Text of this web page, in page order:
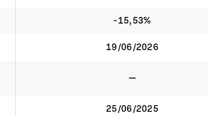
-15,53%
19/06/2026
—
25/06/2025